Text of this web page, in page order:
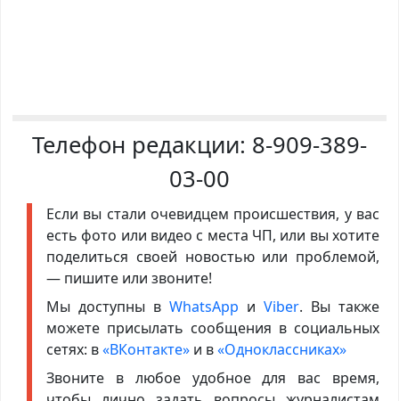
Телефон редакции: 8-909-389-
03-00
Если вы стали очевидцем происшествия, у вас
есть фото или видео с места ЧП, или вы хотите
поделиться своей новостью или проблемой,
— пишите или звоните!
Мы доступны в WhatsApp иViber. Вы также
можете присылать сообщения в социальных
сетях: в«ВКонтакте»и в«Одноклассниках»
Звоните в любое удобное для вас время,